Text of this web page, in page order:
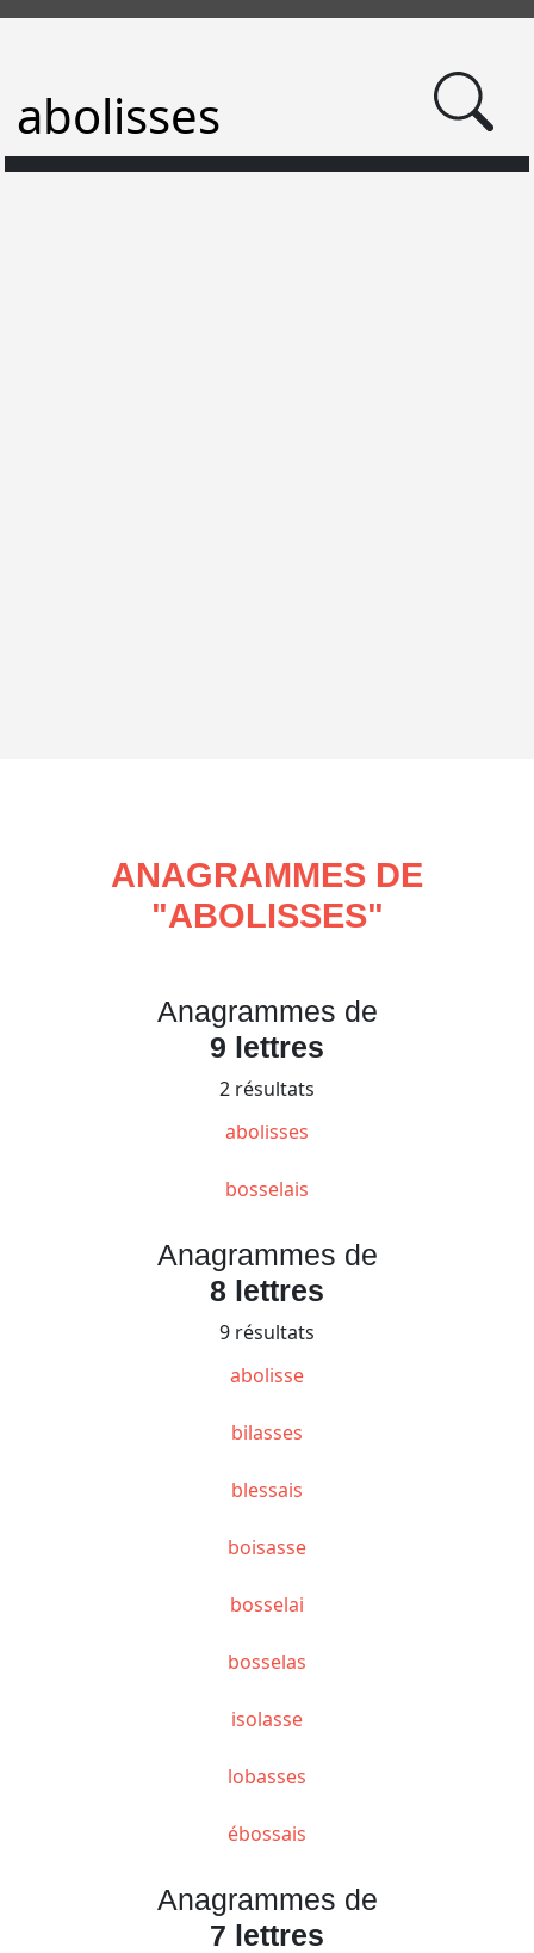
ANAGRAMMES DE
"ABOLISSES"
Anagrammes de
9 lettres
2 résultats
abolisses
bosselais
Anagrammes de
8 lettres
9 résultats
abolisse
bilasses
blessais
boisasse
bosselai
bosselas
isolasse
lobasses
ébossais
Anagrammes de
7 lettres